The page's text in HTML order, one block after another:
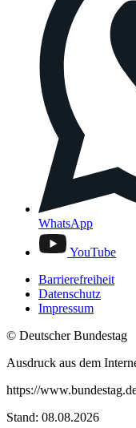
WhatsApp
YouTube
Barrierefreiheit
Datenschutz
Impressum
© Deutscher Bundestag
Ausdruck aus dem
https://
Stand: 08.08.2026